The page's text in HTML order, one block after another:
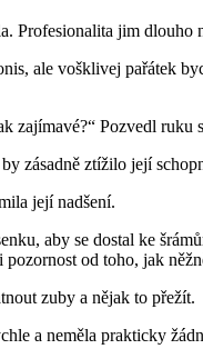
Profesionalita jim dlouho
ale vošklivej pařátek
zajímavé?“ Pozvedl
zásadně ztížilo její
její nadšení.
aby se dostal ke
od toho, jak
zuby a nějak to přežít.
a neměla prakticky